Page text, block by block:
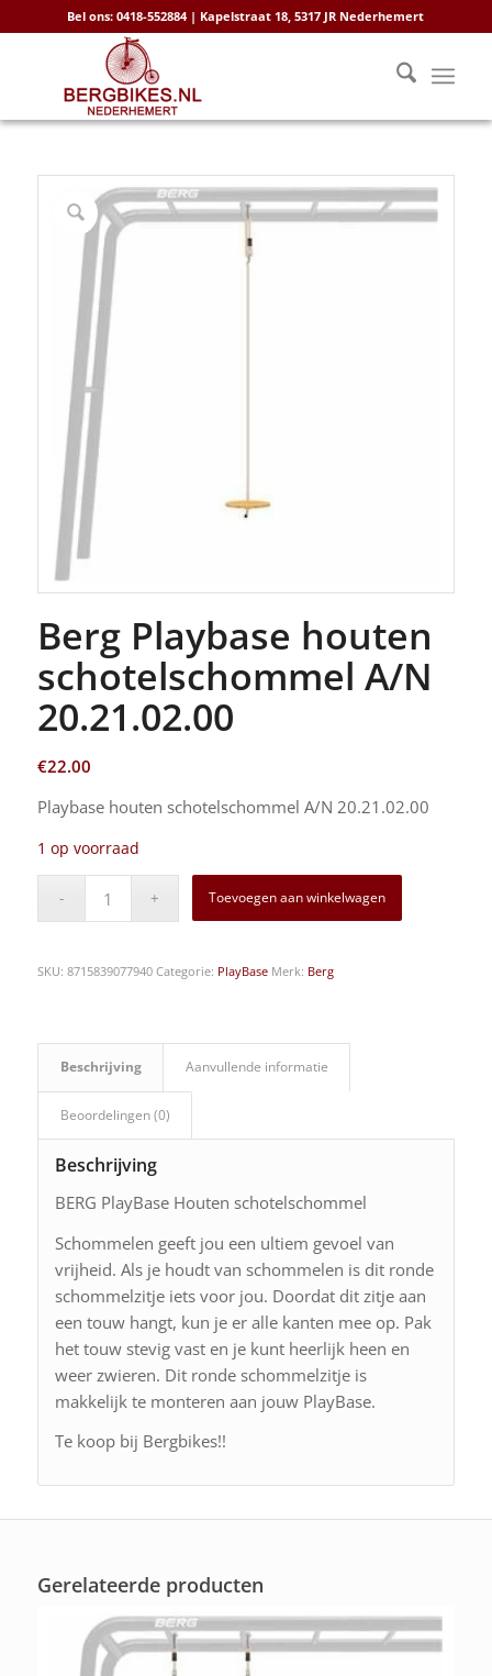
Bel ons: 0418-552884 | Kapelstraat 18, 5317 JR Nederhemert
Berg Playbase houten
schotelschommel A/N
20.21.02.00
€22.00
Playbase houten schotelschommel A/N 20.21.02.00
1 op voorraad
Toevoegen aan winkelwagen
SKU: 8715839077940 Categorie: PlayBase Merk: Berg
Beschrijving Aanvullende informatie
Beoordelingen (0)
Beschrijving
BERG PlayBase Houten schotelschommel
Schommelen geeft jou een ultiem gevoel van
vrijheid. Als je houdt van schommelen is dit ronde
schommelzitje iets voor jou. Doordat dit zitje aan
een touw hangt, kun je er alle kanten mee op. Pak
het touw stevig vast en je kunt heerlijk heen en
weer zwieren. Dit ronde schommelzitje is
makkelijk te monteren aan jouw PlayBase.
Te koop bij Bergbikes!!
Gerelateerde producten